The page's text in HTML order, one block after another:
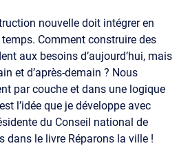
nouvelle doit intégrer en
Comment construire des
aux besoins d’aujourd’hui, mais
et d’après-demain ? Nous
par couche et dans une logique
l’idée que je développe avec
du Conseil national de
dans le livre Réparons la ville !